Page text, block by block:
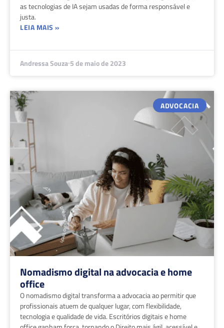
as tecnologias de IA sejam usadas de forma responsável e
justa.
LEIA MAIS »
Andressa Souza 5 de maio de 2023
ADVOCACIA
Nomadismo digital na advocacia e home
office
O nomadismo digital transforma a advocacia ao permitir que
profissionais atuem de qualquer lugar, com flexibilidade,
tecnologia e qualidade de vida. Escritórios digitais e home